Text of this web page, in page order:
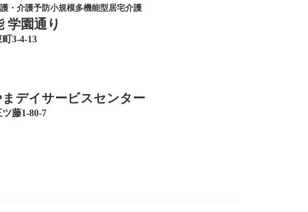
・介護予防小規模多機能型居宅介護
学園通り
3-4-13
デイサービスセンター
藤1-80-7